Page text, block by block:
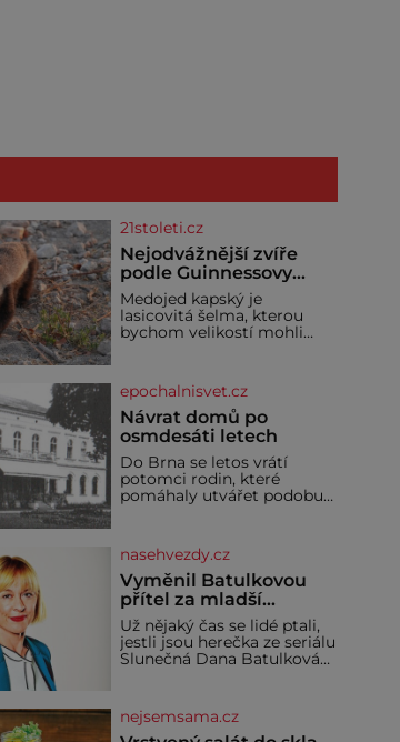
21stoleti.cz
Nejodvážnější zvíře
podle Guinnessovy
knihy rekordů?
Šelmička s pruhem na
hřbetě!
Medojed kapský je
lasicovitá šelma, kterou
bychom velikostí mohli
nebojácná, ostatně bývá
označována za
nejodvážnější zvíře vůbec. V
této souvislosti je dokonc
epochalnisvet.cz
Návrat domů po
osmdesáti letech
Do Brna se letos vrátí
potomci rodin, které
pomáhaly utvářet podobu
světová válka. Příběhy rodů
Placzek, Löw-Beer,
Fuhrmann, Kohn a Stiassni
se stanou jednou z hlavních
dramaturgických linií
festivalu židovské kultury
ŠTETL FEST 2026. Některé
návraty nejsou jednoduché.
vyprávění, už dávno
nasehvezdy.cz
Vyměnil Batulkovou
přítel za mladší
exemplář?
Už nějaký čas se lidé ptali,
jestli jsou herečka ze seriálu
Slunečná Dana Batulková
vůbec spolu. Herečka od
sebe přítele od samého
nejsemsama.cz